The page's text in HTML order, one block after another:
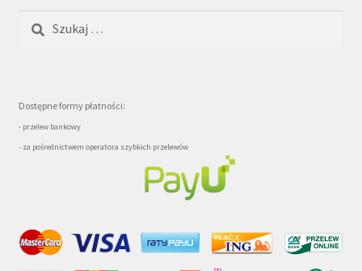
Szukaj:
Dostępne formy płatności:
- przelew bankowy
- za pośrednictwem operatora szybkich przelewów